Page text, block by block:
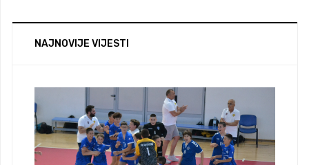
NAJNOVIJE VIJESTI